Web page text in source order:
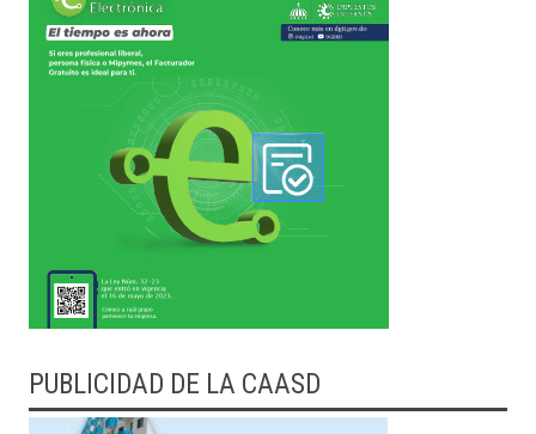
PUBLICIDAD DE LA CAASD